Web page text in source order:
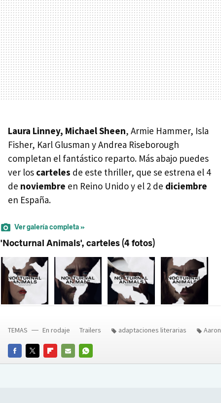
Laura Linney, Michael Sheen, Armie Hammer, Isla
Fisher, Karl Glusman y Andrea Riseborough
completan el fantástico reparto. Más abajo puedes
ver los carteles de este thriller, que se estrena el 4
de noviembre en Reino Unido y el 2 de diciembre
en España.
Ver galería completa »
'Nocturnal Animals', carteles (4 fotos)
FACEBOOKTWITTERFLIPBOARD
E-
WHATSAPP
TEMAS En rodaje Trailers adaptaciones literarias